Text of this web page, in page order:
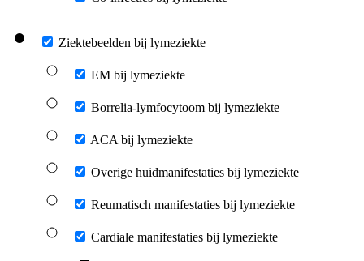
Ziektebeelden bij lymeziekte
EM bij lymeziekte
Borrelia-lymfocytoom bij lymeziekte
ACA bij lymeziekte
Overige huidmanifestaties bij lymeziekte
Reumatisch manifestaties bij lymeziekte
Cardiale manifestaties bij lymeziekte